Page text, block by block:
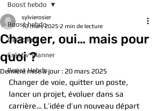
Boost hebdo
Déclic Pro
Créativ' planner
Boost Hebdo
Boost hebdo
Changer, oui… mais pour
quoi ?
sylvierosier
10 mars 2025 2 min de lecture
Dernière mise à jour : 20 mars 2025
Changer de voie, quitter un poste,
lancer un projet, évoluer dans sa
carrière… L’idée d’un nouveau départ